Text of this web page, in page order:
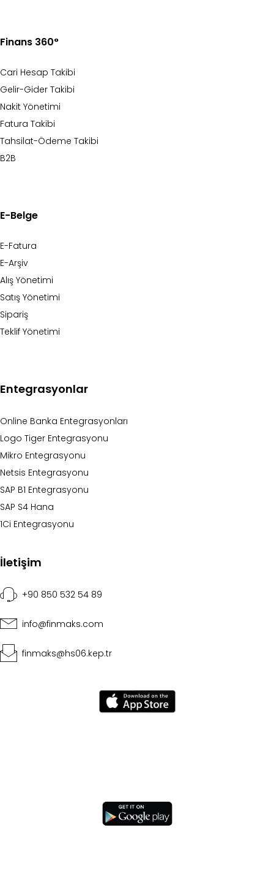
Finans 360°
Cari Hesap Takibi
Gelir-Gider Takibi
Nakit Yönetimi
Fatura Takibi
Tahsilat-Ödeme Takibi
B2B
E-Belge
E-Fatura
E-Arşiv
Alış Yönetimi
Satış Yönetimi
Sipariş
Teklif Yönetimi
Entegrasyonlar
Online Banka Entegrasyonları
Logo Tiger Entegrasyonu
Mikro Entegrasyonu
Netsis Entegrasyonu
SAP B1 Entegrasyonu
SAP S4 Hana
1Ci Entegrasyonu
İletişim
+90 850 532 54 89
info@finmaks.com
finmaks@hs06.kep.tr